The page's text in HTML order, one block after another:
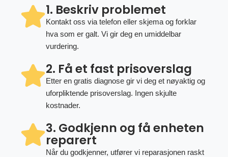
1. Beskriv problemet
Kontakt oss via telefon eller skjema og forklar
hva som er galt. Vi gir deg en umiddelbar
vurdering.
2. Få et fast prisoverslag
Etter en gratis diagnose gir vi deg et nøyaktig og
uforpliktende prisoverslag. Ingen skjulte
kostnader.
3. Godkjenn og få enheten
reparert
Når du godkjenner, utfører vi reparasjonen raskt